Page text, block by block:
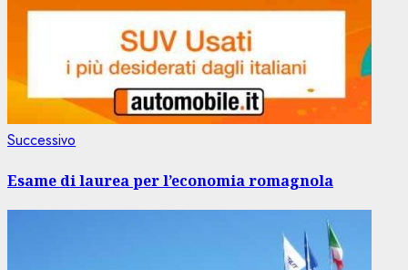
Successivo
Esame di laurea per l’economia romagnola